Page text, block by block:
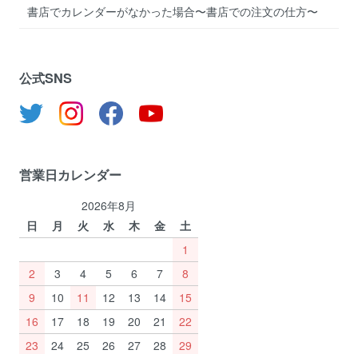
書店でカレンダーがなかった場合〜書店での注文の仕方〜
公式SNS
営業日カレンダー
2026年8月
日
月 火 水 木 金
土
1
2
3 4 5 6 7
8
9
10 11 12 13 14
15
16
17 18 19 20 21
22
23
24 25 26 27 28 29